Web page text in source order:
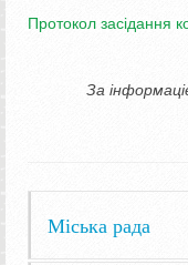
Протокол засідання
За
Міська рада